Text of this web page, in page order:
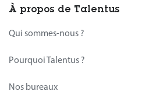
À propos de Talentus
Qui sommes-nous ?
Pourquoi Talentus ?
Nos bureaux